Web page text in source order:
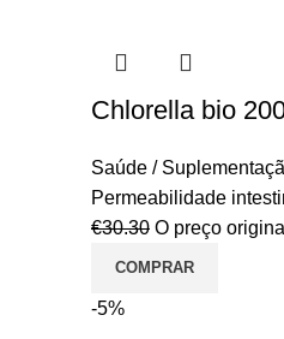
Chlorella bio
Saúde /
Permeabilidade
€30.30 O preço
COMPRAR
-5%